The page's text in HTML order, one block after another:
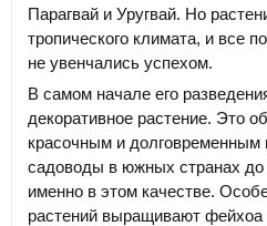
Парагвай и Уругвай. Но
тропического климата, и все
не увенчались успехом.
В самом начале его
декоративное растение. Это
красочным и долговременным
садоводы в южных странах до
именно в этом качестве.
растений выращивают фейхоа